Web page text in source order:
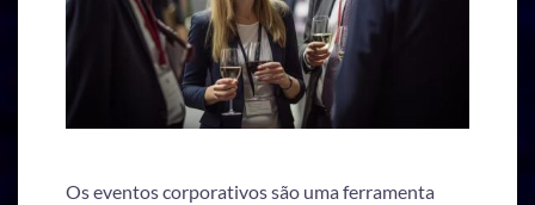
Os eventos corporativos são uma ferramenta